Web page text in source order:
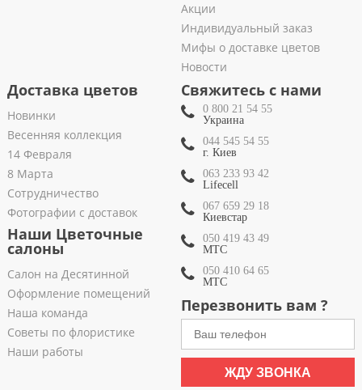
Акции
Индивидуальный заказ
Мифы о доставке цветов
Новости
Доставка цветов
Новинки
Весенняя коллекция
14 Февраля
8 Марта
Сотрудничество
Фотографии с доставок
Наши Цветочные
салоны
Салон на Десятинной
Оформление помещений
Наша команда
Советы по флористике
Наши работы
Свяжитесь с нами
0 800 21 54 55
Украина
044 545 54 55
г. Киев
063 233 93 42
Lifecell
067 659 29 18
Киевстар
050 419 43 49
МТС
050 410 64 65
МТС
Перезвонить вам ?
ЖДУ ЗВОНКА